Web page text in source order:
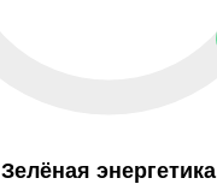
Зелёная энергетика